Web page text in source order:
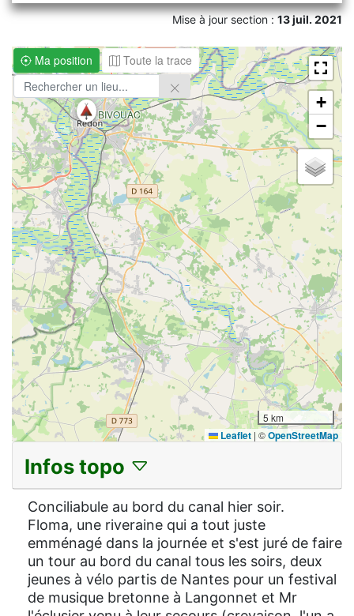
Mise à jour section :13 juil. 2021
Ma position Toute la trace
BIVOUAC
+
−
5 km
Leaflet | ©OpenStreetMap
Infos topo
Conciliabule au bord du canal hier soir.
Floma, une riveraine qui a tout juste
emménagé dans la journée et s'est juré de faire
un tour au bord du canal tous les soirs, deux
jeunes à vélo partis de Nantes pour un festival
de musique bretonne à Langonnet et Mr